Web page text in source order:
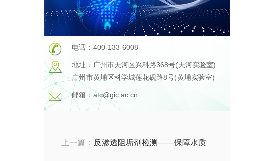
电话：400-133-6008
地址：广州市天河区兴科路368号(天河实验室)
广州市黄埔区科学城莲花砚路8号(黄埔实验室)
邮箱：atc@gic.ac.cn
上一篇： 反渗透阻垢剂检测——保障水质